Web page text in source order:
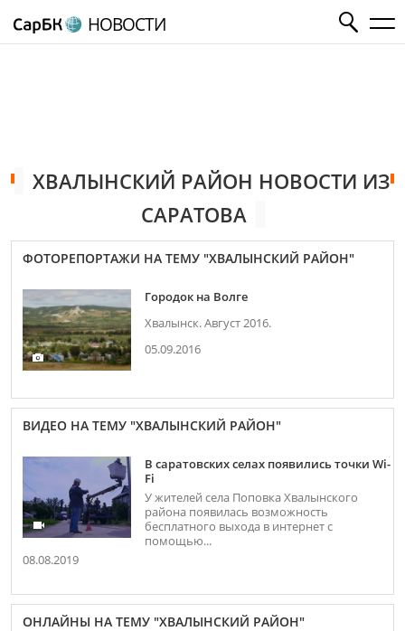
НОВОСТИ
ХВАЛЫНСКИЙ РАЙОН НОВОСТИ ИЗ
САРАТОВА
ФОТОРЕПОРТАЖИ НА ТЕМУ "ХВАЛЫНСКИЙ РАЙОН"
Городок на Волге
Хвалынск. Август 2016.
05.09.2016
ВИДЕО НА ТЕМУ "ХВАЛЫНСКИЙ РАЙОН"
В саратовских селах появились точки Wi-
Fi
У жителей села Поповка Хвалынского
района появилась возможность
бесплатного выхода в интернет с
помощью...
08.08.2019
ОНЛАЙНЫ НА ТЕМУ "ХВАЛЫНСКИЙ РАЙОН"